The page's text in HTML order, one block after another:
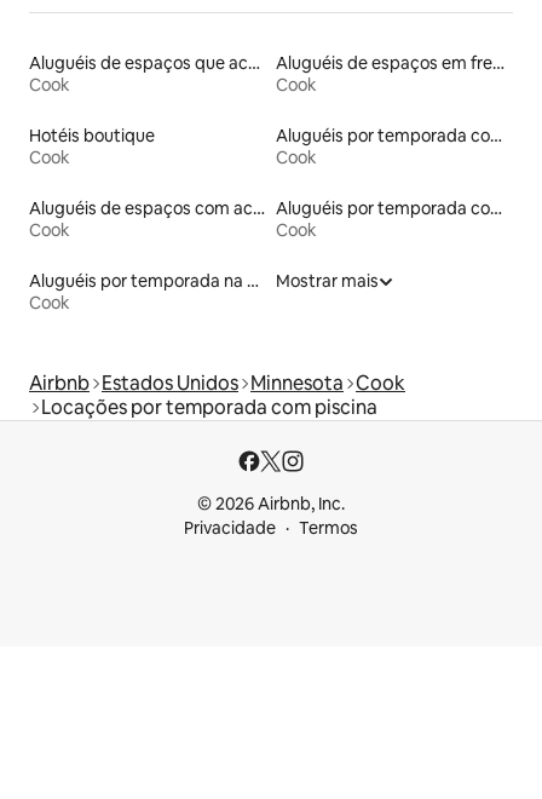
Aluguéis de espaços que aceitam animais de estimação
Cook
Aluguéis de espaços em frente à praia
Cook
Hotéis boutique
Cook
Aluguéis por temporada com sauna
Cook
Aluguéis de espaços com acesso direto a pistas de esqui
Cook
Aluguéis por temporada com acesso ao lago
Cook
Aluguéis por temporada na orla
Cook
Mostrar mais
Airbnb Estados Unidos Minnesota Cook
Locações por temporada com piscina
© 2026 Airbnb, Inc.
Privacidade
Termos